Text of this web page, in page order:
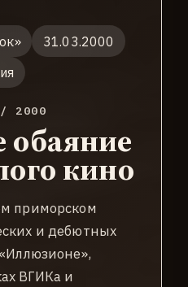
31.03.2000
2000
обаяние
кино
приморском
и дебютных
ВГИКа и